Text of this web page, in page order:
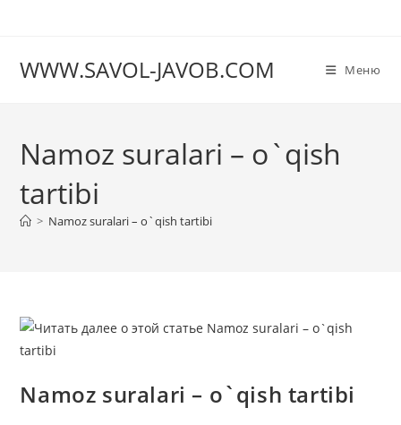
WWW.SAVOL-JAVOB.COM Меню
Namoz suralari – o`qish
tartibi
> Namoz suralari – o`qish tartibi
Namoz suralari – o`qish tartibi